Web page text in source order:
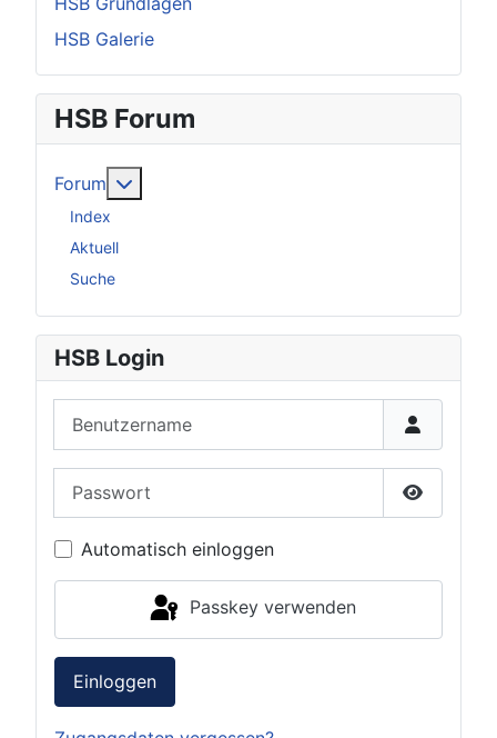
HSB Galerie
HSB Forum
Forum
Index
Aktuell
Suche
HSB Login
Passwort
Automatisch einloggen
Passkey verwenden
Einloggen